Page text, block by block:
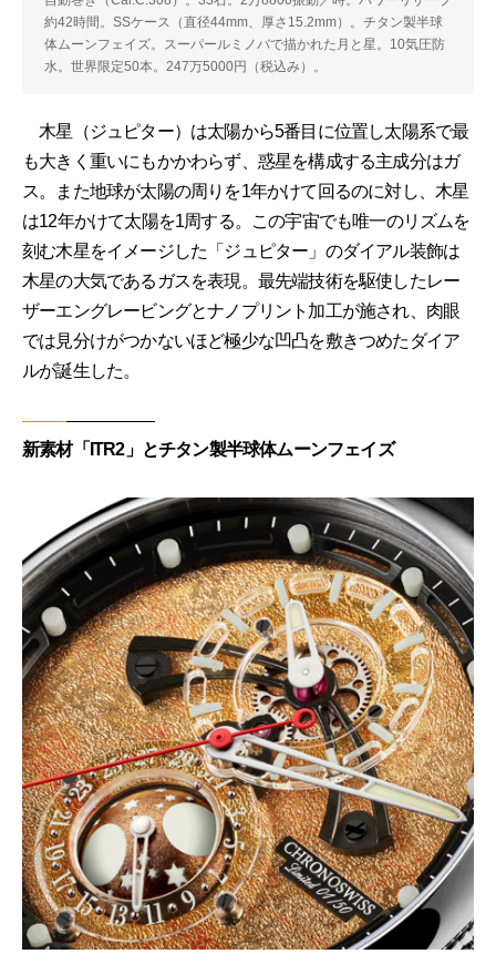
約42時間。SSケース（直径44mm、厚さ15.2mm）。チタン製半球
体ムーンフェイズ。スーパールミノバで描かれた月と星。10気圧防
水。世界限定50本。247万5000円（税込み）。
木星（ジュピター）は太陽から5番目に位置し太陽系で最
も大きく重いにもかかわらず、惑星を構成する主成分はガ
ス。また地球が太陽の周りを1年かけて回るのに対し、木星
は12年かけて太陽を1周する。この宇宙でも唯一のリズムを
刻む木星をイメージした「ジュピター」のダイアル装飾は
木星の大気であるガスを表現。最先端技術を駆使したレー
ザーエングレービングとナノプリント加工が施され、肉眼
では見分けがつかないほど極少な凹凸を敷きつめたダイア
ルが誕生した。
新素材「ITR2」とチタン製半球体ムーンフェイズ